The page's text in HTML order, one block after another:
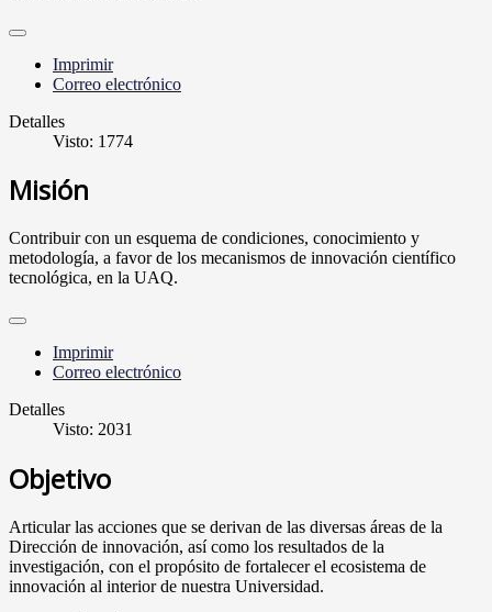
Imprimir
Correo electrónico
Detalles
Visto: 1774
Misión
Contribuir con un esquema de condiciones, conocimiento y
metodología, a favor de los mecanismos de innovación científico
tecnológica, en la UAQ.
Imprimir
Correo electrónico
Detalles
Visto: 2031
Objetivo
Articular las acciones que se derivan de las diversas áreas de la
Dirección de innovación, así como los resultados de la
investigación, con el propósito de fortalecer el ecosistema de
innovación al interior de nuestra Universidad.